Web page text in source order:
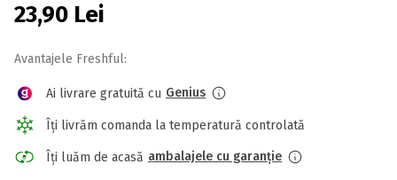
23,90 Lei
Avantajele Freshful:
Ai livrare gratuită cu Genius
Îți livrăm comanda la temperatură controlată
Îți luăm de acasă ambalajele cu garanție